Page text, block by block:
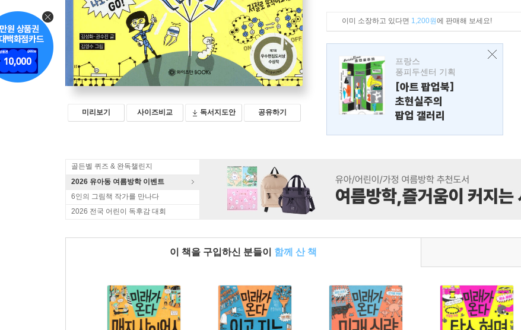
미리보기 사이즈비교 독서지도안 공유하기
이미 소장하고 있다면 1,200원에 판매해 보세요!
프랑스
퐁피두센터 기획
[아트 팝업북]
초현실주의
팝업 갤러리
골든벨 퀴즈 & 완독챌린지
2026 유아동 여름방학 이벤트
6인의 그림책 작가를 만나다
2026 전국 어린이 독후감 대회
이 책을 구입하신 분들이 함께 산 책